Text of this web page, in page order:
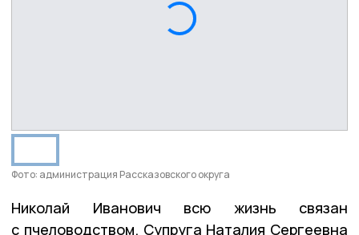
Фото: администрация Рассказовского округа
Николай Иванович всю жизнь связан
с пчеловодством. Супруга Наталия Сергеевна